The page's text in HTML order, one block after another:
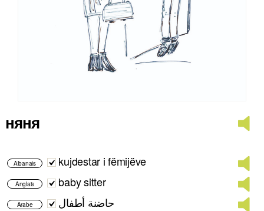
няня
Albanais kujdestar i fëmijëve
Anglais baby sitter
Arabe حاضنة أطفال